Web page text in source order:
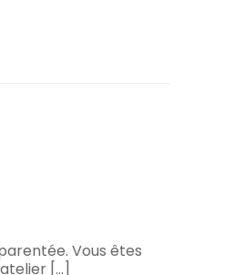
Vous êtes
[...]